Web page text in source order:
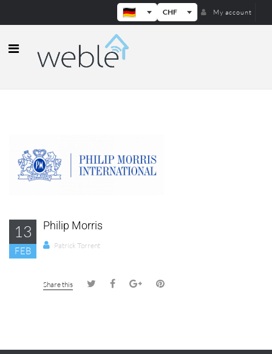
CHF My account
Weble — Industrielle IoT-Gateways
13
FEB
Philip Morris
Patrick Torrent
Share this